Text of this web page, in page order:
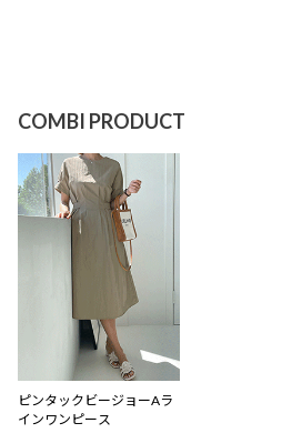
COMBI PRODUCT
ピンタックビージョーAラ
インワンピース